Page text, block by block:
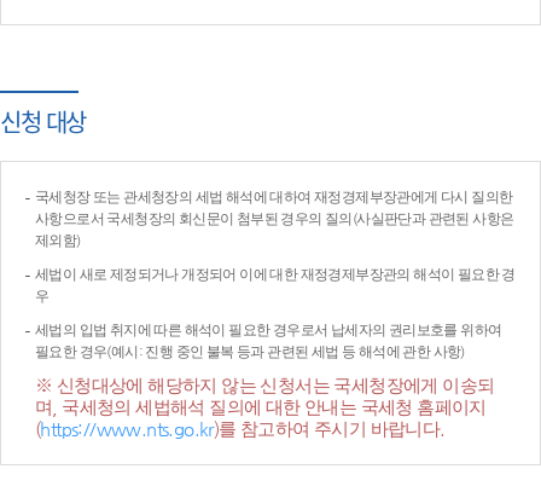
신청 대상
국세청장 또는 관세청장의 세법 해석에 대하여 재정경제부장관에게 다시 질의한
사항으로서 국세청장의 회신문이 첨부된 경우의 질의(사실판단과 관련된 사항은
제외함)
세법이 새로 제정되거나 개정되어 이에 대한 재정경제부장관의 해석이 필요한 경
우
세법의 입법 취지에 따른 해석이 필요한 경우로서 납세자의 권리보호를 위하여
필요한 경우(예시: 진행 중인 불복 등과 관련된 세법 등 해석에 관한 사항)
※ 신청대상에 해당하지 않는 신청서는 국세청장에게 이송되
며, 국세청의 세법해석 질의에 대한 안내는 국세청 홈페이지
(https://www.nts.go.kr)를 참고하여 주시기 바랍니다.